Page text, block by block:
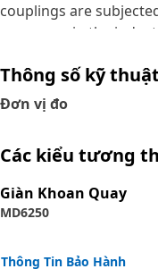
couplings are
processes in the
combination is tested
that yields maximum
The construction of
rubber tube; two
outer cover is textile
Thông số kỹ thuật
Đơn vị đo
Các kiểu tương
Giàn Khoan Quay
MD6250
Thông Tin Bảo Hành